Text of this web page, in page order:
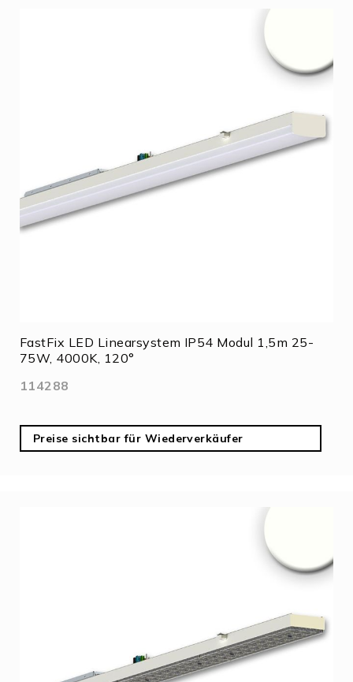
FastFix LED Linearsystem IP54 Modul 1,5m 25-
75W, 4000K, 120°
114288
Preise sichtbar für Wiederverkäufer